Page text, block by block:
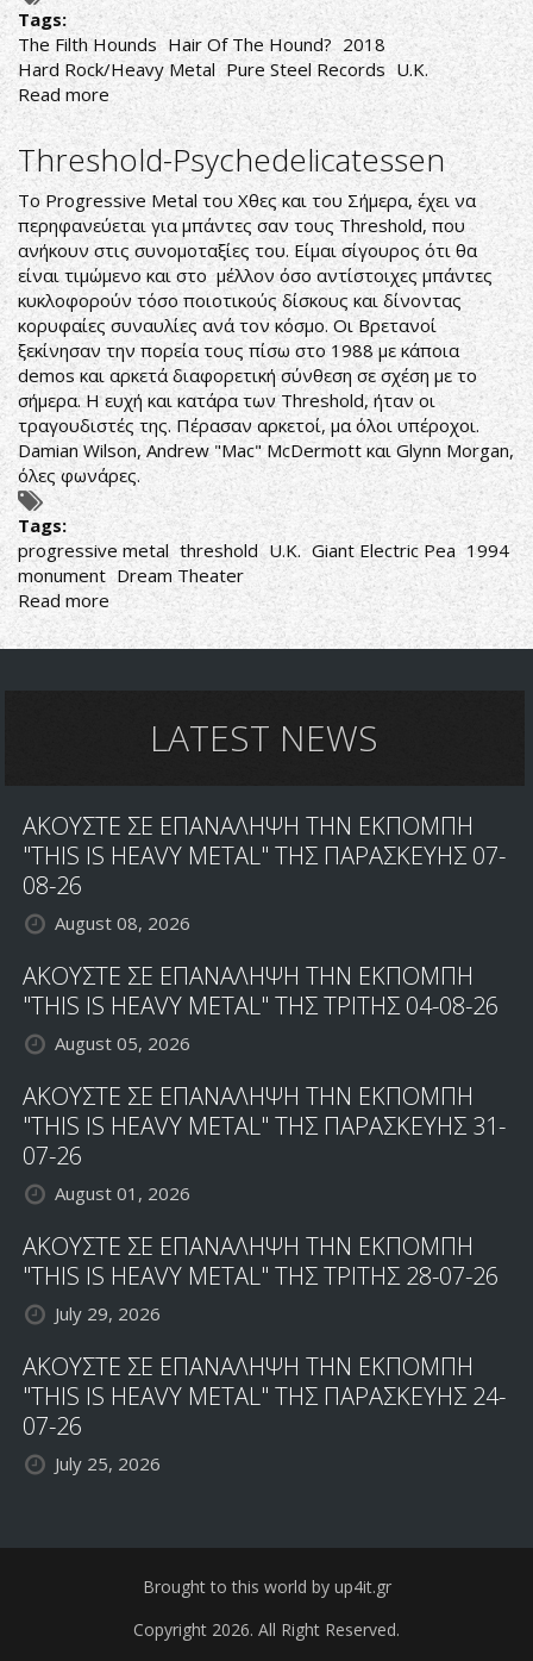
Tags:
The Filth Hounds Hair Of The Hound? 2018
Hard Rock/Heavy Metal Pure Steel Records U.K.
Read moreabout
FILTH
HOUNDS
OF
HADES
Threshold-Psychedelicatessen
Το Progressive Metal του Χθες και του Σήμερα, έχει να
περηφανεύεται για μπάντες σαν τους Threshold, που
ανήκουν στις συνομοταξίες του. Είμαι σίγουρος ότι θα
είναι τιμώμενο και στο μέλλον όσο αντίστοιχες μπάντες
κυκλοφορούν τόσο ποιοτικούς δίσκους και δίνοντας
κορυφαίες συναυλίες ανά τον κόσμο. Οι Βρετανοί
ξεκίνησαν την πορεία τους πίσω στο 1988 με κάποια
demos και αρκετά διαφορετική σύνθεση σε σχέση με το
σήμερα. Η ευχή και κατάρα των Threshold, ήταν οι
τραγουδιστές της. Πέρασαν αρκετοί, μα όλοι υπέροχοι.
Damian Wilson, Andrew "Mac" McDermott και Glynn Morgan,
όλες φωνάρες.
Tags:
progressive metal threshold U.K. Giant Electric Pea 1994
monument Dream Theater
Read more about
Threshold-
Psychedelicatessen
LATEST NEWS
ΑΚΟΥΣΤΕ ΣΕ ΕΠΑΝΑΛΗΨΗ ΤΗΝ ΕΚΠΟΜΠΗ
"THIS IS HEAVY METAL" ΤΗΣ ΠΑΡΑΣΚΕΥΗΣ 07-
08-26
August 08, 2026
ΑΚΟΥΣΤΕ ΣΕ ΕΠΑΝΑΛΗΨΗ ΤΗΝ ΕΚΠΟΜΠΗ
"THIS IS HEAVY METAL" ΤΗΣ ΤΡΙΤΗΣ 04-08-26
August 05, 2026
ΑΚΟΥΣΤΕ ΣΕ ΕΠΑΝΑΛΗΨΗ ΤΗΝ ΕΚΠΟΜΠΗ
"THIS IS HEAVY METAL" ΤΗΣ ΠΑΡΑΣΚΕΥΗΣ 31-
07-26
August 01, 2026
ΑΚΟΥΣΤΕ ΣΕ ΕΠΑΝΑΛΗΨΗ ΤΗΝ ΕΚΠΟΜΠΗ
"THIS IS HEAVY METAL" ΤΗΣ ΤΡΙΤΗΣ 28-07-26
July 29, 2026
ΑΚΟΥΣΤΕ ΣΕ ΕΠΑΝΑΛΗΨΗ ΤΗΝ ΕΚΠΟΜΠΗ
"THIS IS HEAVY METAL" ΤΗΣ ΠΑΡΑΣΚΕΥΗΣ 24-
07-26
July 25, 2026
Brought to this world by up4it.gr
Copyright 2026. All Right Reserved.